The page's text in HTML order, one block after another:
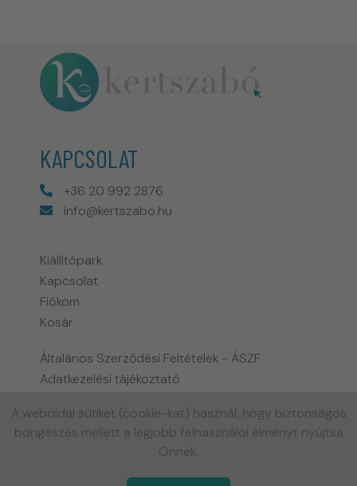
KAPCSOLAT
+36 20 992 2876
info@kertszabo.hu
Kiállítópark
Kapcsolat
Fiókom
Kosár
Általános Szerződési Feltételek - ÁSZF
Adatkezelési tájékoztató
Biohort garancia tájékoztató
Gyakran ismételt kérdések
A weboldal sütiket (cookie-kat) használ, hogy biztonságos
böngészés mellett a legjobb felhasználói élményt nyújtsa
Önnek.